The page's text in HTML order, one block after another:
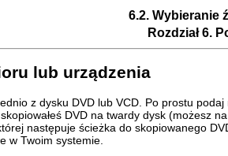
6.2. Wybieranie
Rozdział 6.
lub urządzenia
z dysku DVD lub VCD. Po prostu
DVD na twardy dysk (możesz
następuje ścieżka do skopiowanego
w Twoim systemie.